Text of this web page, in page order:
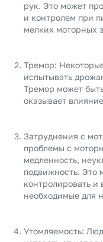
рук. Это может
и контролем при
мелких моторных
Тремор:
испытывать
Тремор может
оказывает
Затруднения с
проблемы с
медленность,
подвижность. Это
контролировать
необходимые для
Утомляемость: